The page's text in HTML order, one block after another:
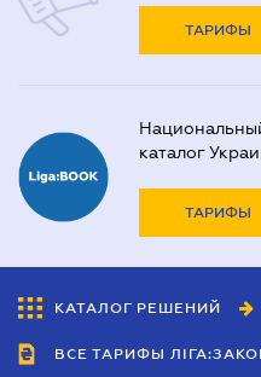
ТАРИФЫ
каталог
ТАРИФЫ
КАТАЛОГ РЕШЕНИЙ
ВСЕ ТАРИФЫ